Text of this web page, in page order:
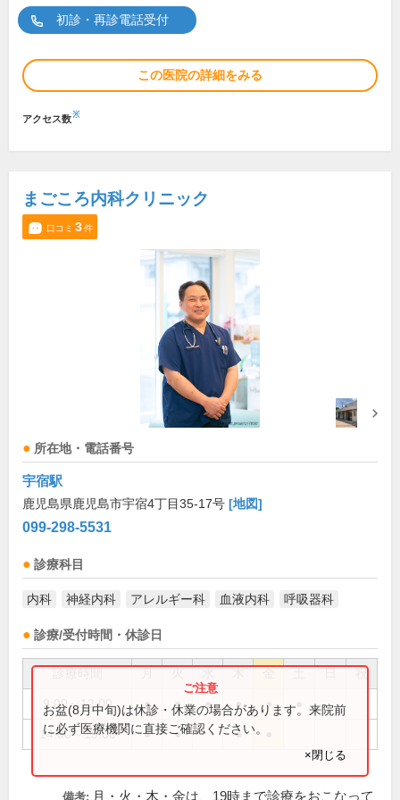
初診・再診電話受付
この医院の詳細をみる
アクセス数※
まごころ内科クリニック
口コミ 3件
所在地・電話番号
宇宿駅
鹿児島県鹿児島市宇宿4丁目35-17号 [地図]
099-298-5531
診療科目
内科 神経内科 アレルギー科 血液内科 呼吸器科
診療/受付時間・休診日
祝
9:00～12:00 ● ● ● ● ●
14:00～19:00 ● ● ●
お盆(8月中旬)は休診・休業の場合があります。来院前
に必ず医療機関に直接ご確認ください。
×閉じる
備考: 月・火・木・金は、19時まで診療をおこなって